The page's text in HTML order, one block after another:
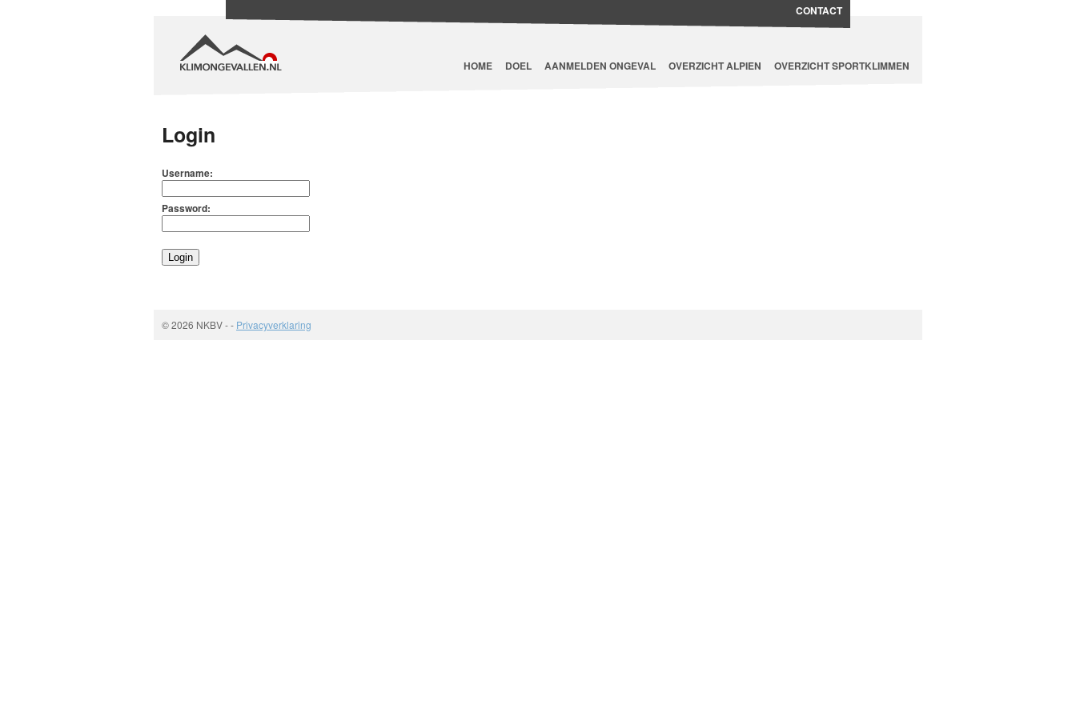
HOME DOEL AANMELDEN ONGEVAL OVERZICHT ALPIEN OVERZICHT SPORTKLIMMEN
CONTACT
Login
Username:
Password:
© 2026 NKBV-- Privacyverklaring